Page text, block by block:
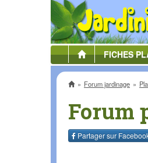
FICHES
AccueilForum jardinage
Forum
Partager sur